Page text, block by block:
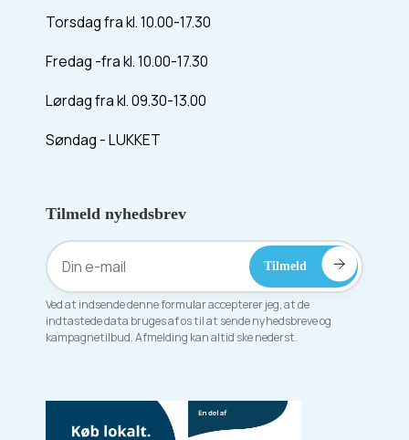
Torsdag fra kl. 10.00-17.30
Fredag -fra kl. 10.00-17.30
Lørdag fra kl. 09.30-13.00
Søndag - LUKKET
Tilmeld nyhedsbrev
Ved at indsende denne formular accepterer jeg, at de
indtastede data bruges af os til at sende nyhedsbreve og
kampagnetilbud. Afmelding kan altid ske nederst.